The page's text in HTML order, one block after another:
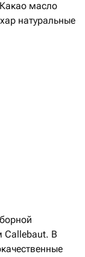
натуральные
Callebaut. В